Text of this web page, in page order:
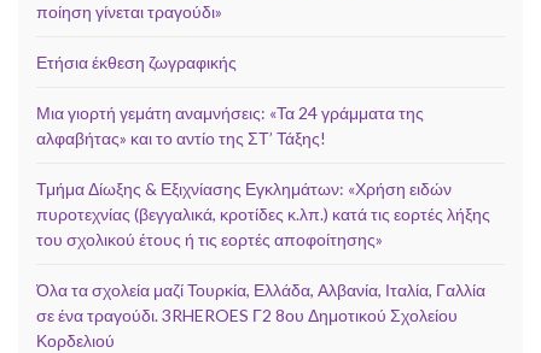
ποίηση γίνεται τραγούδι»
Ετήσια έκθεση ζωγραφικής
Μια γιορτή γεμάτη αναμνήσεις: «Τα 24 γράμματα της
αλφαβήτας» και το αντίο της ΣΤ’ Τάξης!
Τμήμα Δίωξης & Εξιχνίασης Εγκλημάτων: «Χρήση ειδών
πυροτεχνίας (βεγγαλικά, κροτίδες κ.λπ.) κατά τις εορτές λήξης
του σχολικού έτους ή τις εορτές αποφοίτησης»
Όλα τα σχολεία μαζί Τουρκία, Ελλάδα, Αλβανία, Ιταλία, Γαλλία
σε ένα τραγούδι. 3RHEROES Γ2 8ου Δημοτικού Σχολείου
Κορδελιού